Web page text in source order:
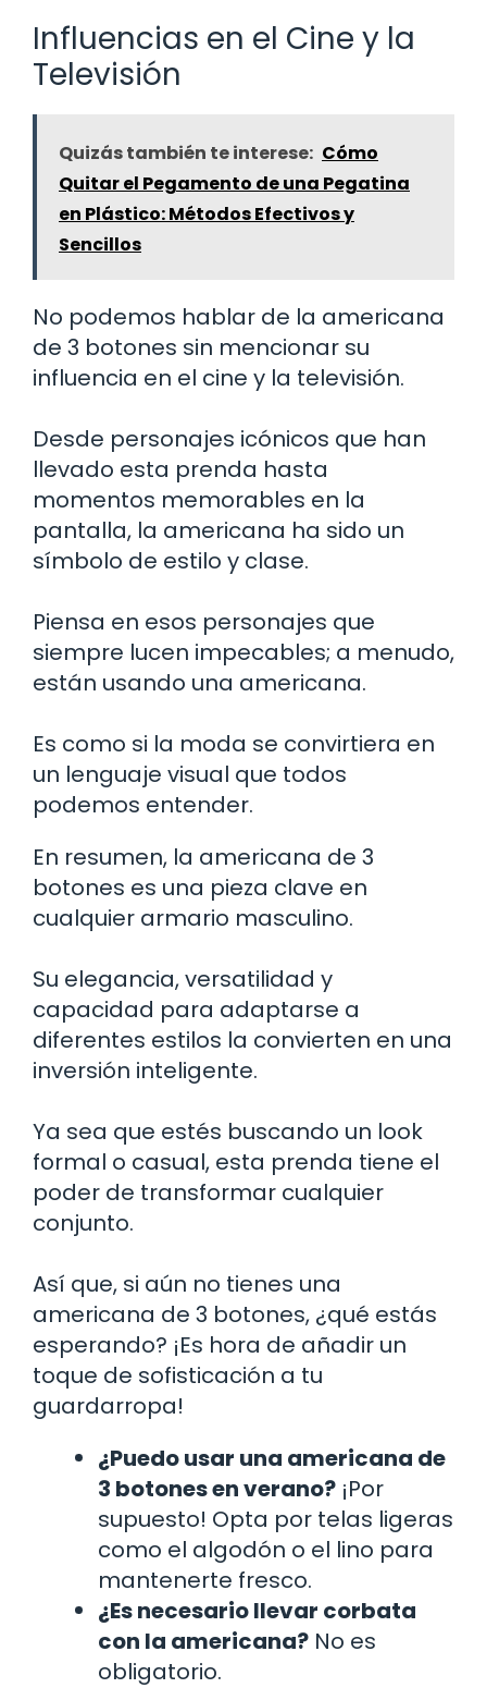
Influencias en el Cine y la
Televisión
Quizás también te interese: Cómo
Quitar el Pegamento de una Pegatina
en Plástico: Métodos Efectivos y
Sencillos
No podemos hablar de la americana
de 3 botones sin mencionar su
influencia en el cine y la televisión.
Desde personajes icónicos que han
llevado esta prenda hasta
momentos memorables en la
pantalla, la americana ha sido un
símbolo de estilo y clase.
Piensa en esos personajes que
siempre lucen impecables; a menudo,
están usando una americana.
Es como si la moda se convirtiera en
un lenguaje visual que todos
podemos entender.
En resumen, la americana de 3
botones es una pieza clave en
cualquier armario masculino.
Su elegancia, versatilidad y
capacidad para adaptarse a
diferentes estilos la convierten en una
inversión inteligente.
Ya sea que estés buscando un look
formal o casual, esta prenda tiene el
poder de transformar cualquier
conjunto.
Así que, si aún no tienes una
americana de 3 botones, ¿qué estás
esperando? ¡Es hora de añadir un
toque de sofisticación a tu
guardarropa!
¿Puedo usar una americana de
3 botones en verano? ¡Por
supuesto! Opta por telas ligeras
como el algodón o el lino para
mantenerte fresco.
¿Es necesario llevar corbata
con la americana? No es
obligatorio.